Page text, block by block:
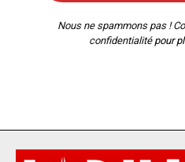
Nous ne spammons pas !
confidentialitépour